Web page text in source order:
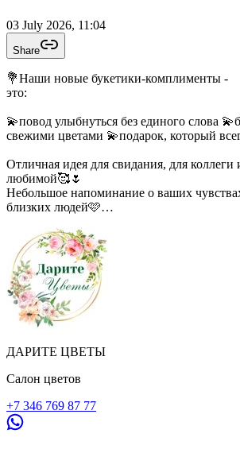
03 July 2026, 11:04
Share
💐Наши новые букетики-комплименты -
это:
💫повод улыбнуться без единого слова
свежими цветами 💫подарок, который
Отличная идея для свидания, для коллеги
любимой🥰🌷
Небольшое напоминание о ваших
близких людей🩷
🛍️ Ждём Вас ежедневно по адресам и
доставку:
•мкр.Шаимский 2А, дом 41/1 (Салон
📲 +7(90889)1-00-01 Max/Telegram
•мкр. Западный, дом 11 (Салон «Цветы»)
📲 +7(90889)6-00-53 Max/Telegram
•мкр. 2 дом 41 (Салон «Дарите Цветы»
•мкр. 2 дом 54 (Салон «Цветы» напротив
📲 +7(90889)6-75-57 Max/Telegram
ВКонтакте
https://vk.com/uray_cvety_zapadny11
https://vk.com/uray_cvety_dostavka_zakaz
ДАРИТЕ ЦВЕТЫ
Салон цветов
+7 346 769 87 77